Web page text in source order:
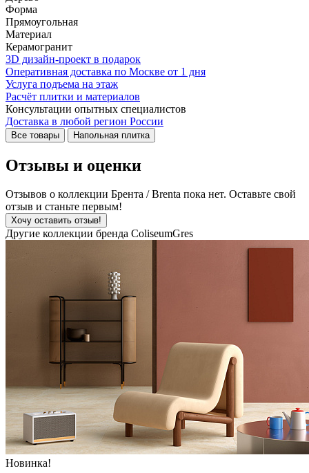
Форма
Прямоугольная
Материал
Керамогранит
3D дизайн-проект в подарок
Оперативная доставка по Москве от 1 дня
Услуга подъема на этаж
Расчёт плитки и материалов
Консультации опытных специалистов
Доставка в любой регион России
Все товары Напольная плитка
Отзывы и оценки
Отзывов о коллекции Брента / Brenta пока нет. Оставьте свой
отзыв и станьте первым!
Хочу оставить отзыв!
Другие коллекции бренда ColiseumGres
Новинка!